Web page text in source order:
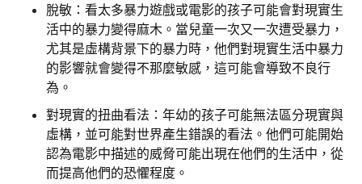
脫敏：看太多暴力遊戲或電影的孩子可能會對現實生
活中的暴力變得麻木。當兒童一次又一次遭受暴力，
尤其是虛構背景下的暴力時，他們對現實生活中暴力
的影響就會變得不那麼敏感，這可能會導致不良行
為。
對現實的扭曲看法：年幼的孩子可能無法區分現實與
虛構，並可能對世界產生錯誤的看法。他們可能開始
認為電影中描述的威脅可能出現在他們的生活中，從
而提高他們的恐懼程度。